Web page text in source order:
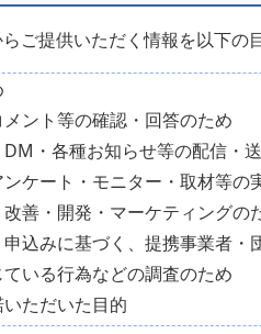
ご提供いただく情報を以下の
ント等の確認・回答のため
・各種お知らせ等の配信・
ケート・モニター・取材等の
善・開発・マーケティングの
込みに基づく、提携事業者・
いる行為などの調査のため
ただいた目的